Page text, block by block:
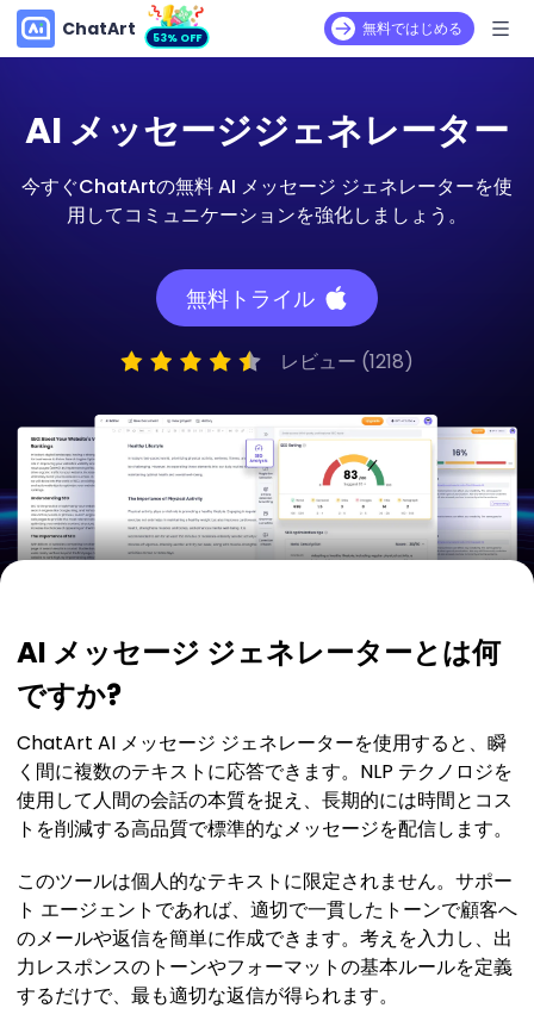
ChatArt 53% OFF 無料ではじめる
AI メッセージジェネレーター
今すぐChatArtの無料 AI メッセージ ジェネレーターを使
用してコミュニケーションを強化しましょう。
無料トライル
レビュー (1218)
AI メッセージ ジェネレーターとは何
ですか?
ChatArt AI メッセージ ジェネレーターを使用すると、瞬
く間に複数のテキストに応答できます。NLP テクノロジを
使用して人間の会話の本質を捉え、長期的には時間とコス
トを削減する高品質で標準的なメッセージを配信します。
このツールは個人的なテキストに限定されません。サポー
ト エージェントであれば、適切で一貫したトーンで顧客へ
のメールや返信を簡単に作成できます。考えを入力し、出
力レスポンスのトーンやフォーマットの基本ルールを定義
するだけで、最も適切な返信が得られます。